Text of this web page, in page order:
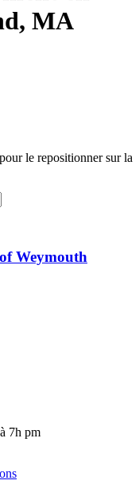
MA
le repositionner sur la
Weymouth
7h pm